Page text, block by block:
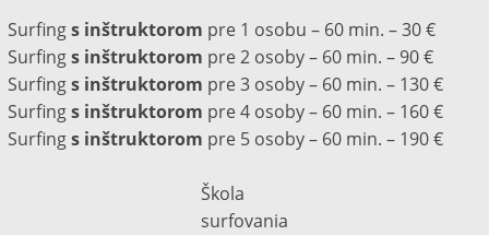
Surfings inštruktorom pre 1 osobu – 60 min. – 30 €
Surfings inštruktorom pre 2 osoby – 60 min. – 90 €
Surfings inštruktorom pre 3 osoby – 60 min. – 130 €
Surfings inštruktorom pre 4 osoby – 60 min. – 160 €
Surfings inštruktorom pre 5 osoby – 60 min. – 190 €
Škola
surfovania